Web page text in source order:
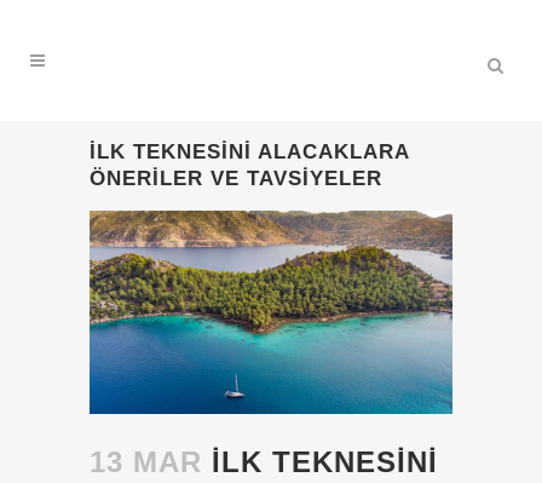
İLK TEKNESINI ALACAKLARA
ÖNERILER VE TAVSIYELER
13 MAR İLK TEKNESINI